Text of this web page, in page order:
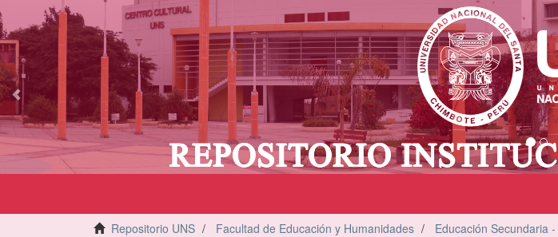
Repositorio UNS Facultad de Educación y Humanidades Educación Secundaria